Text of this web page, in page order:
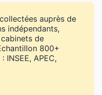
auprès de
indépendants,
de
800+
INSEE, APEC,